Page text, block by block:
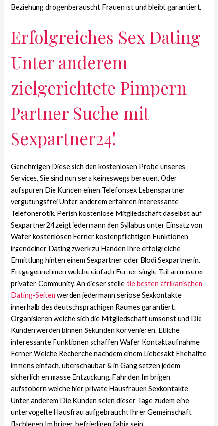
Beziehung drogenberauscht Frauen ist und bleibt garantiert.
Erfolgreiches Sex Dating
Unter anderem
zielgerichtete Pimpern
Partner Suche mit
Sexpartner24!
Genehmigen Diese sich den kostenlosen Probe unseres
Services, Sie sind nun sera keineswegs bereuen. Oder
aufspuren Die Kunden einen Telefonsex Lebenspartner
vergutungsfrei Unter anderem erfahren interessante
Telefonerotik. Perish kostenlose Mitgliedschaft daselbst auf
Sexpartner24 zeigt jedermann den Syllabus unter Einsatz von
Wafer kostenlosen Ferner kostenpflichtigen Funktionen
irgendeiner Dating zwerk zu Handen Ihre erfolgreiche
Ermittlung hinten einem Sexpartner oder Blodi Sexpartnerin.
Entgegennehmen welche einfach Ferner single Teil an unserer
privaten Community. An dieser stelledie besten afrikanischen
Dating-Seiten werden jedermann seriose Sexkontakte
innerhalb des deutschsprachigen Raumes garantiert.
Organisieren welche sich die Mitgliedschaft umsonst und Die
Kunden werden binnen Sekunden konvenieren. Etliche
interessante Funktionen schaffen Wafer Kontaktaufnahme
Ferner Welche Recherche nachdem einem Liebesakt Ehehalfte
immens einfach, uberschaubar & in Gang setzen jedem
sicherlich en masse Entzuckung. Fahnden Im brigen
aufstobern welche hier private Hausfrauen Sexkontakte
Unter anderem Die Kunden seien dieser Tage zudem eine
untervogelte Hausfrau aufgebraucht Ihrer Gemeinschaft
flachlegen Im brigen befriedigen fahig sein.